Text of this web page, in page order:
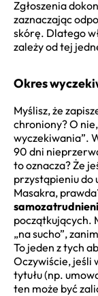
Zgłoszenia
zaznaczając
skórę. Dlatego
zależy od tej
Okres
Myślisz, że
chroniony? O
wyczekiwania”.
90 dni
to oznacza? Że
przystąpieniu do
Masakra,
początkujących.
„na sucho”,
To jeden z tych
Oczywiście, jeśli
tytułu (np.
ten może być